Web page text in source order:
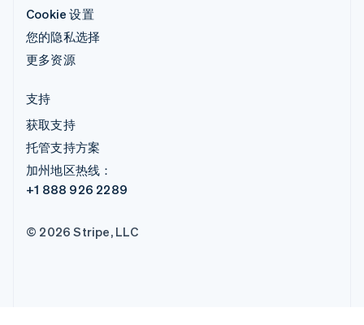
Cookie 设置
您的隐私选择
更多资源
支持
获取支持
托管支持方案
加州地区热线：
+1 888 926 2289
© 2026 Stripe, LLC